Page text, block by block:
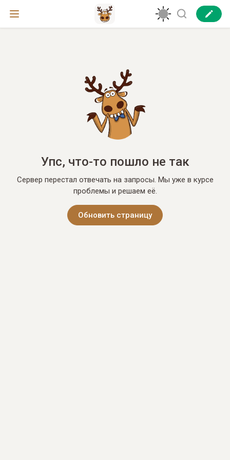
Упс, что-то пошло не так
Сервер перестал отвечать на запросы. Мы уже в курсе
проблемы и решаем её.
Обновить страницу